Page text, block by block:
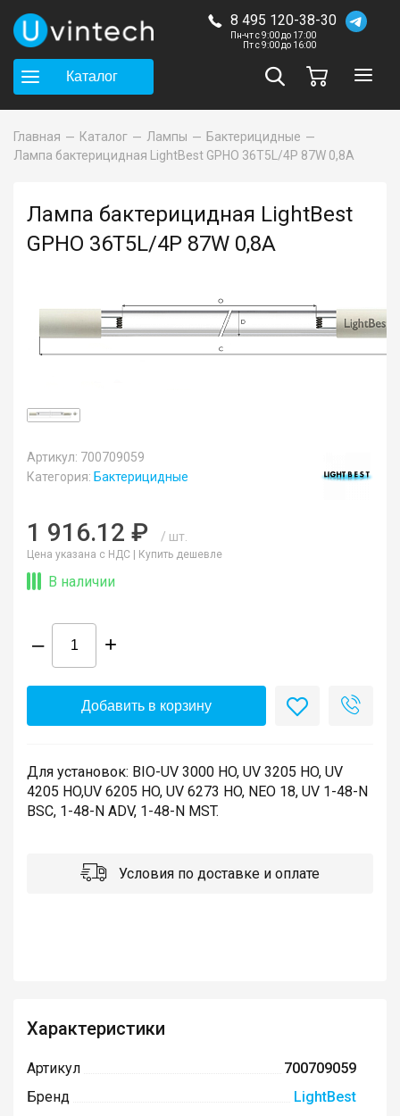
8 495 120-38-30
Пн-чт с 9:00 до 17:00
Пт с 9:00 до 16:00
Каталог
Главная Каталог Лампы
Бактерицидные
Лампа бактерицидная LightBest GPHO 36T5L/4P 87W 0,8A
Лампа бактерицидная LightBest
GPHO 36T5L/4P 87W 0,8A
Артикул: 700709059
Категория: Бактерицидные
1 916.12 ₽ / шт.
Цена указана с НДС | Купить дешевле
В наличии
– +
Добавить в корзину
Для установок: BIO-UV 3000 HO, UV 3205 HO, UV
4205 HO,UV 6205 HO, UV 6273 HO, NEO 18, UV 1-48-N
BSC, 1-48-N ADV, 1-48-N MST.
Условия по доставке и оплате
Характеристики
Артикул
700709059
Бренд
LightBest